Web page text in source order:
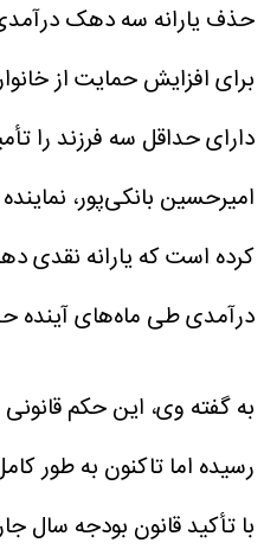
حذف یارانه سه دهک درآمدی
برای افزایش حمایت از
دارای حداقل سه فرزند را
امیرحسین بانکی‌پور،
کرده است که یارانه نقدی
درآمدی طی ماه‌های
رسیده اما تاکنون به طور